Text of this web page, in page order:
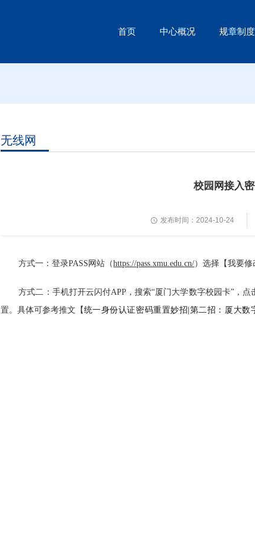
首页 中心概况 规章制度
无线网
校园网接入
发布时间：2024-10-24
方式一：登录PASS网站（https://pass.xmu.edu.cn/）选择【我要
方式二：手机打开云闪付APP，搜索“厦门大学数字校园卡”，
置。具体可参考推文 【统一身份认证密码重置妙招|第二招：厦大数